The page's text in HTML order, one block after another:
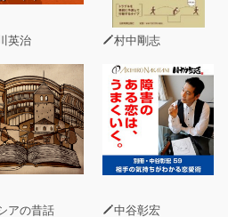
ンが放出されている
数帯である
も未来も変えてしまう
図が大きいほうが現象化しやす
ものを観測するのか
”に出会ったのか
英治 村中剛志
アの昔話 中谷彰宏